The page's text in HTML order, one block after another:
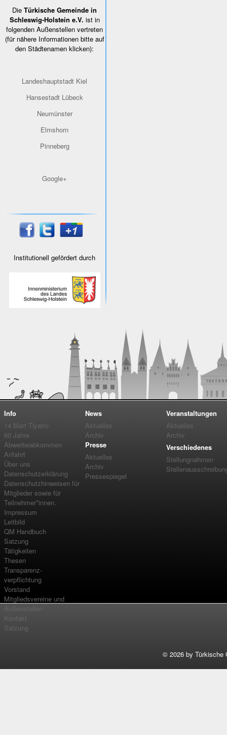
Die Türkische Gemeinde in
Schleswig-Holstein e.V. ist in
folgenden Außenstellen vertreten
(für nähere Informationen bitte auf
den Städtenamen klicken):
Landeshauptstadt Kiel
Hansestadt Lübeck
Neumünster
Elmshorn
Pinneberg
Google+
Institutionell gefördert durch
Info
14 Mart Tiyatro
60 Jahre
Abwerbeabkommen
Anfahrt
Über uns
Datenschutzerklärung
Datenschutzhinweisen für
Mitglieder sowie für
Teilnehmer*innen.
Impressum
Leitbild
QM Handbuch
Satzung
Tätigkeiten
Thesen
Transparenz-
verpflichtung
Vorstand
Mitgliedsvereine und
Außenstellen
Kontakt
Satzung
News
Aktuelles
Archiv
Presse
Aktuelles
Archiv
Pressespiegel
Veranstaltungen
Aktuelles
Archiv
Verschiedenes
Stellungnahmen
© 2026 by Türkische